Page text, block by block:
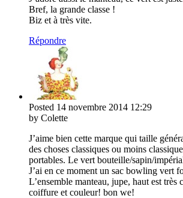
Bref, la grande classe !
Biz et à très vite.
Répondre
Posted 14 novembre 2014 12:29
by Colette
J’aime bien cette marque qui taille
des choses classiques ou moins
portables. Le vert bouteille/sapin/
J’ai en ce moment un sac bowling vert
L’ensemble manteau, jupe, haut est très
coiffure et couleur! bon we!